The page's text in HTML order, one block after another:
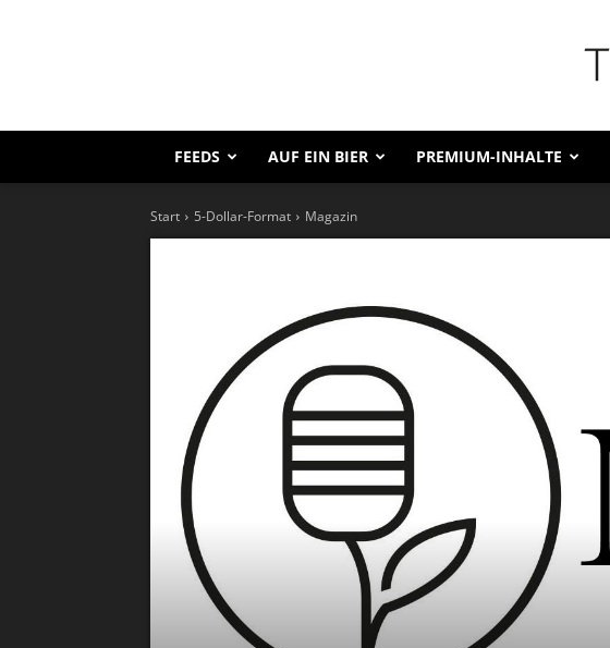
FEEDS AUF EIN BIER PREMIUM-INHALTE
Start 5-Dollar-Format Magazin